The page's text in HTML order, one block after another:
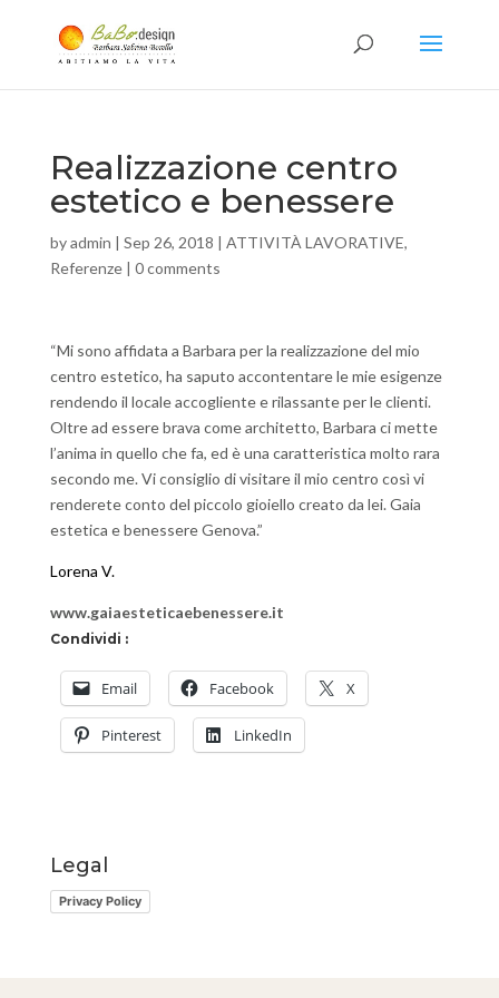
Realizzazione centro
estetico e benessere
byadmin | Sep 26, 2018 | ATTIVITÀ LAVORATIVE,
Referenze| 0 comments
“Mi sono affidata a Barbara per la realizzazione del mio
centro estetico, ha saputo accontentare le mie esigenze
rendendo il locale accogliente e rilassante per le clienti.
Oltre ad essere brava come architetto, Barbara ci mette
l’anima in quello che fa, ed è una caratteristica molto rara
secondo me. Vi consiglio di visitare il mio centro così vi
renderete conto del piccolo gioiello creato da lei. Gaia
estetica e benessere Genova.”
Lorena V.
www.gaiaesteticaebenessere.it
Condividi :
Email Facebook X
Pinterest LinkedIn
Legal
Privacy Policy